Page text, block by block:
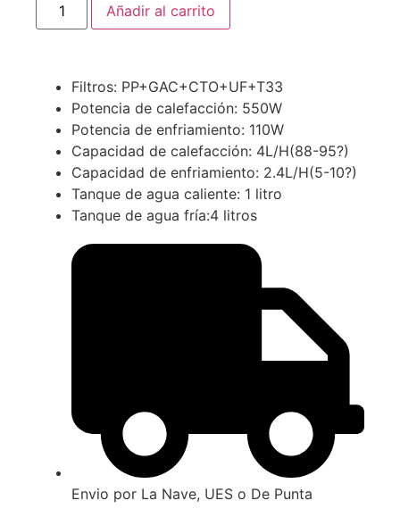
Añadir al carrito
Filtros: PP+GAC+CTO+UF+T33
Potencia de calefacción: 550W
Potencia de enfriamiento: 110W
Capacidad de calefacción: 4L/H(88-95?)
Capacidad de enfriamiento: 2.4L/H(5-10?)
Tanque de agua caliente: 1 litro
Tanque de agua fría:4 litros
Envio por La Nave, UES o De Punta